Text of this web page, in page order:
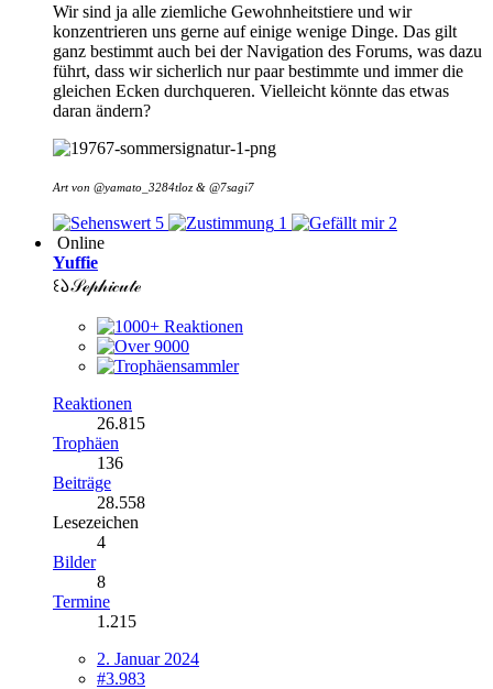
Wir sind ja alle ziemliche Gewohnheitstiere und wir
konzentrieren uns gerne auf einige wenige Dinge. Das gilt
ganz bestimmt auch bei der Navigation des Forums, was dazu
führt, dass wir sicherlich nur paar bestimmte und immer die
gleichen Ecken durchqueren. Vielleicht könnte das etwas
daran ändern?
Art von @yamato_3284tloz & @7sagi7
5 1
2
Online
Yuffie
꒰𑁬𝒮ℯ𝓅𝒽𝒾𝒸𝓊𝓉ℯ
Reaktionen
26.815
Trophäen
136
Beiträge
28.558
Lesezeichen
4
Bilder
8
Termine
1.215
2. Januar 2024
#3.983